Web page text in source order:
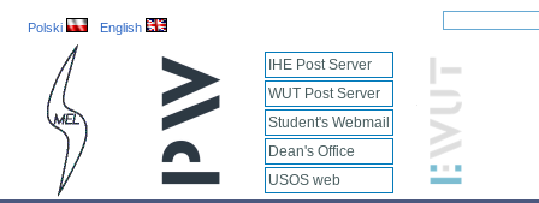
Polski English
IHE Post Server
WUT Post Server
Student's Webmail
Dean's Office
USOS web